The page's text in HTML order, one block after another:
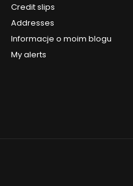
Credit slips
Addresses
Informacje o moim blogu
My alerts